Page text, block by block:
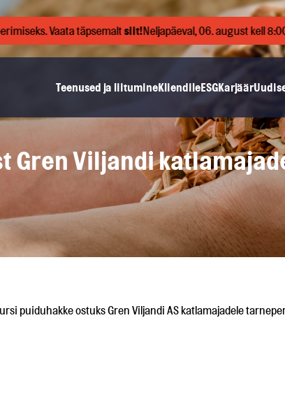
Vaata täpsemaltsiit!Neljapäeval, 06. august kell 8:00
Teenused ja liitumineKliendileESGKarjäär
Gren Viljandi
puiduhakke ostuks Gren Viljandi AS katlamajadele